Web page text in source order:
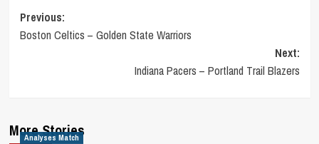
Post
navigation
Previous:
Boston Celtics – Golden State Warriors
Next:
Indiana Pacers – Portland Trail Blazers
More Stories
Analyses Match